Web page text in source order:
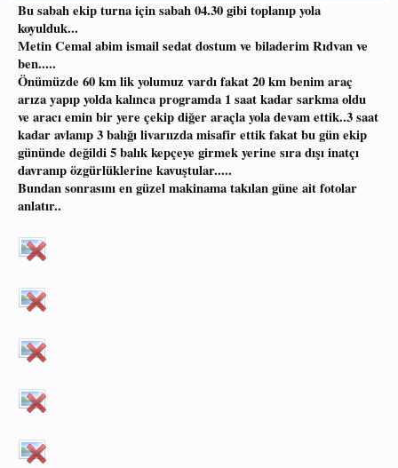
Bu sabah ekip turna için sabah 04.30 gibi toplanıp yola
koyulduk...
Metin Cemal abim ismail sedat dostum ve biladerim Rıdvan ve
ben.....
Önümüzde 60 km lik yolumuz vardı fakat 20 km benim araç
arıza yapıp yolda kalınca programda 1 saat kadar sarkma oldu
ve aracı emin bir yere çekip diğer araçla yola devam ettik..3 saat
kadar avlanıp 3 balığı livarıızda misafir ettik fakat bu gün ekip
gününde değildi 5 balık kepçeye girmek yerine sıra dışı inatçı
davranıp özgürlüklerine kavuştular.....
Bundan sonrasını en güzel makinama takılan güne ait fotolar
anlatır..